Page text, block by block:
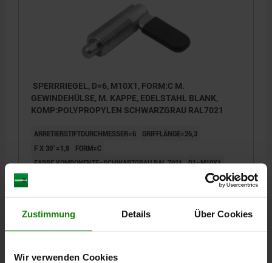
Zustimmung Details Über Cookies
Wir verwenden Cookies
SPERRRIEGEL, D=6, M10X1, FORM:C M.
GEWINDEHÜLSE, M. KAPPE, EDELSTAHL BLANK,
KOMP:POLYPROPYLEN SCHWARZGRAU RAL7021
ARRETIERSTIFTDURCHMESSER=6
GRIFFLÄNGE=26,3
F X 30°=1,8
FORM=C
FARBE KOMPONENTE=SCHWARZGRAU RAL 7021 D1=M10X1
14,17 €